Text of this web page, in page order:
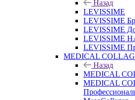
Назад
LEVISSIME
LEVISSIME
LEVISSIME
LEVISSIME
LEVISSIME
MEDICAL
Назад
MEDICAL
MEDICAL